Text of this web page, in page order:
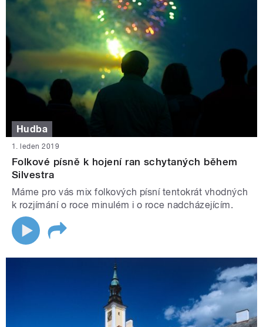
Hudba
1. leden 2019
Folkové písně k hojení ran schytaných během
Silvestra
Máme pro vás mix folkových písní tentokrát vhodných
k rozjímání o roce minulém i o roce nadcházejícím.